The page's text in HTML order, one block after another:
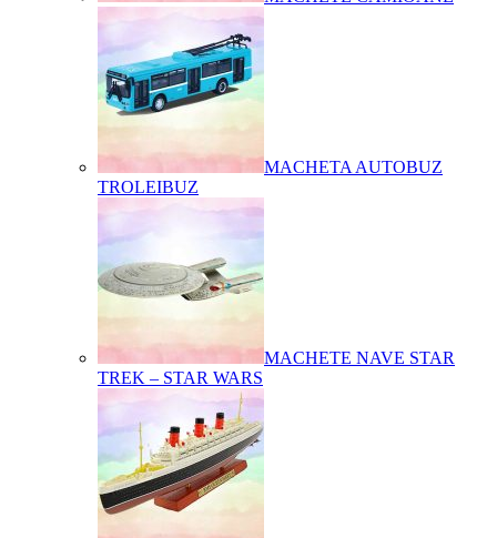
MACHETA AUTOBUZ
TROLEIBUZ
MACHETE NAVE STAR
TREK – STAR WARS